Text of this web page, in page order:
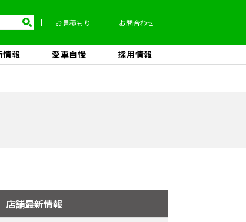
お見積もり お問合わせ
情報 愛車自慢 採用情報
店舗最新情報